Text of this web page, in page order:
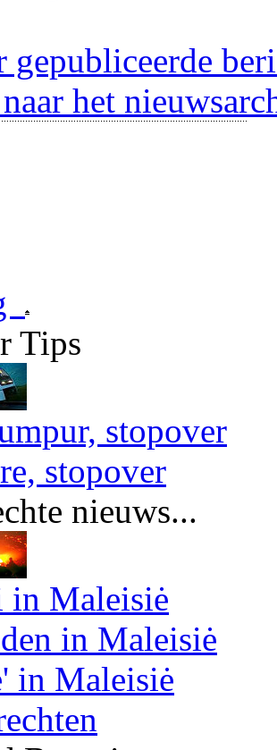
gepubliceerde
het
Tips
stopover
stopover
nieuws...
in Maleisiė
in Maleisiė
in Maleisiė